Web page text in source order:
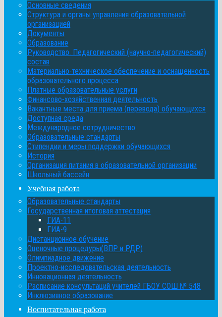
Основные сведения
Структура и органы управления образовательной
организацией
Документы
Образование
Руководство. Педагогический (научно-педагогический)
состав
Материально-техническое обеспечение и оснащенность
образовательного процесса
Платные образовательные услуги
Финансово-хозяйственная деятельность
Вакантные места для приема (перевода) обучающихся
Доступная среда
Международное сотрудничество
Образовательные стандарты
Стипендии и меры поддержки обучающихся
История
Организация питания в образовательной организации
Школьный бассейн
Учебная работа
Образовательные стандарты
Государственная итоговая аттестация
ГИА-11
ГИА-9
Дистанционное обучение
Оценочные процедуры(ВПР и РДР)
Олимпиадное движение
Проектно-исследовательская деятельность
Инновационная деятельность
Расписание консультаций учителей ГБОУ СОШ № 548
Инклюзивное образование
Воспитательная работа